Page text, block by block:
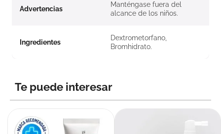
Advertencias
Manténgase fuera del
alcance de los niños.
Ingredientes
Dextrometorfano,
Bromhidrato.
Te puede interesar